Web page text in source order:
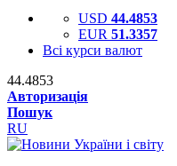
USD 44.4853
EUR 51.3357
Всі курси валют
44.4853
Авторизація
Пошук
RU